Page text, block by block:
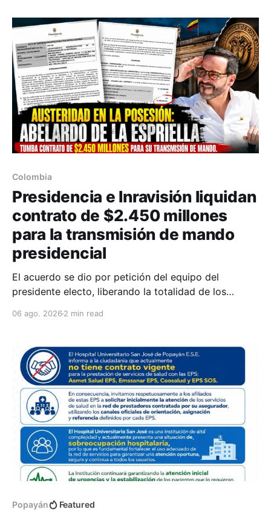
Colombia
Presidencia e Inravisión liquidan
contrato de $2.450 millones
para la transmisión de mando
presidencial
​El acuerdo se dio por petición del equipo del
presidente electo, liberando la totalidad de los
operativa.
06 ago. 2026 2 min read
Popayán Featured